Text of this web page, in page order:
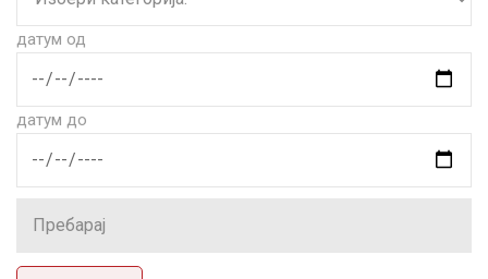
датум од
датум до